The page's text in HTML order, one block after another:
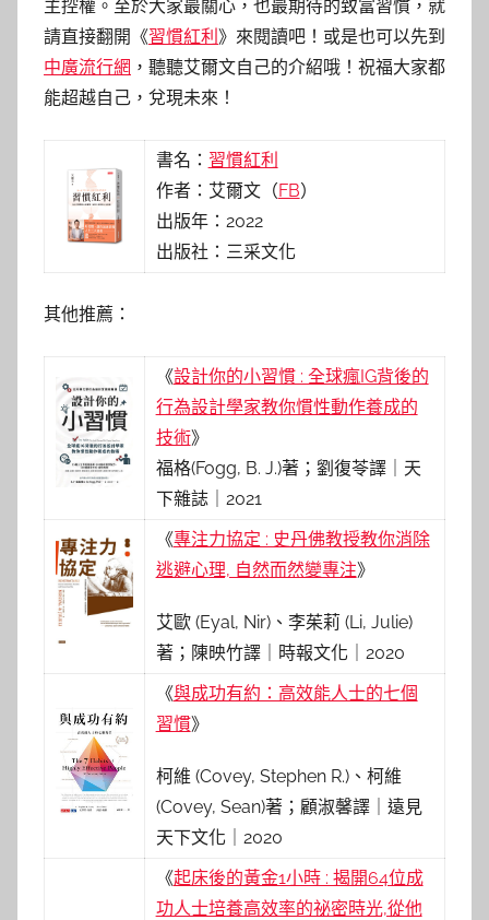
主控權。至於大家最關心，也最期待的致富習慣，就
請直接翻開《習慣紅利 》來閱讀吧！或是也可以先到
中廣流行網 ，聽聽艾爾文自己的介紹哦！祝福大家都
能超越自己，兌現未來！
書名： 習慣紅利
作者：艾爾文（FB）
出版年：2022
出版社：三采文化
其他推薦：
《設計你的小習慣 : 全球瘋IG背後的
行為設計學家教你慣性動作養成的
技術》
福格(Fogg, B. J.)著；劉復苓譯｜天
下雜誌｜2021
《專注力協定 : 史丹佛教授教你消除
逃避心理, 自然而然變專注》
艾歐 (Eyal, Nir)、李茱莉 (Li, Julie)
著；陳映竹譯｜時報文化｜2020
《與成功有約：高效能人士的七個
習慣》
柯維 (Covey, Stephen R.)、柯維
(Covey, Sean)著；顧淑馨譯｜遠見
天下文化｜2020
《起床後的黃金1小時 : 揭開64位成
功人士培養高效率的祕密時光,從他